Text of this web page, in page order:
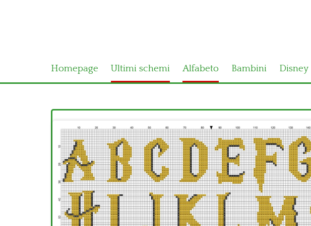
Homepage Ultimi schemi Alfabeto Bambini Disney